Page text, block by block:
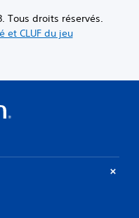
Tous droits réservés.
et CLUF du jeu